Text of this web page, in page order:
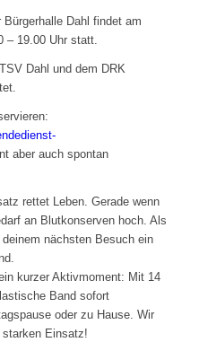
Dahl findet am
– 19.00 Uhr statt.
Dahl und dem DRK
aber auch spontan
rettet Leben. Gerade wenn
an Blutkonserven hoch. Als
nächsten Besuch ein
kurzer Aktivmoment: Mit 14
Band sofort
oder zu Hause. Wir
Einsatz!